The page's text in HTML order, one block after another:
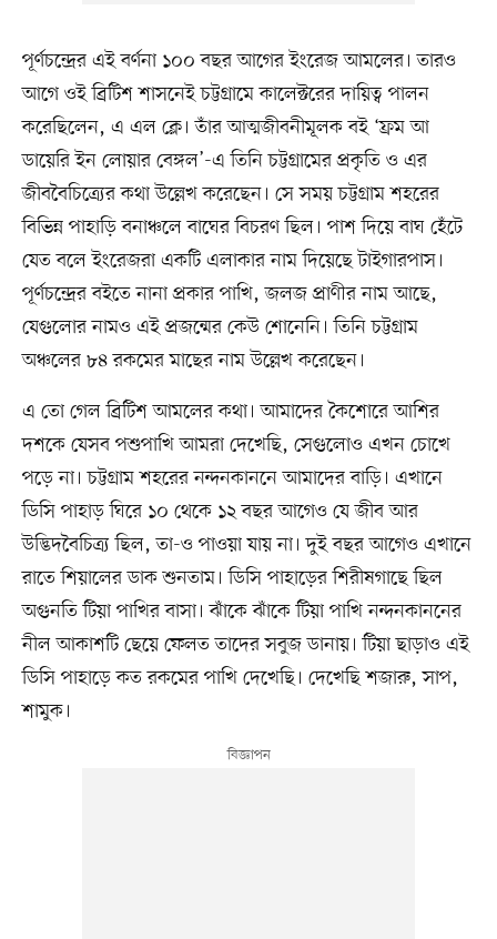
পূর্ণচন্দ্রের এই বর্ণনা ১০০ বছর আগের ইংরেজ আমলের। তারও
আগে ওই ব্রিটিশ শাসনেই চট্টগ্রামে কালেক্টরের দায়িত্ব পালন
করেছিলেন, এ এল ক্লে। তাঁর আত্মজীবনীমূলক বই ‘ফ্রম আ
ডায়েরি ইন লোয়ার বেঙ্গল’-এ তিনি চট্টগ্রামের প্রকৃতি ও এর
জীববৈচিত্র্যের কথা উল্লেখ করেছেন। সে সময় চট্টগ্রাম শহরের
বিভিন্ন পাহাড়ি বনাঞ্চলে বাঘের বিচরণ ছিল। পাশ দিয়ে বাঘ হেঁটে
যেত বলে ইংরেজরা একটি এলাকার নাম দিয়েছে টাইগারপাস।
পূর্ণচন্দ্রের বইতে নানা প্রকার পাখি, জলজ প্রাণীর নাম আছে,
যেগুলোর নামও এই প্রজন্মের কেউ শোনেনি। তিনি চট্টগ্রাম
অঞ্চলের ৮৪ রকমের মাছের নাম উল্লেখ করেছেন।
এ তো গেল ব্রিটিশ আমলের কথা। আমাদের কৈশোরে আশির
দশকে যেসব পশুপাখি আমরা দেখেছি, সেগুলোও এখন চোখে
পড়ে না। চট্টগ্রাম শহরের নন্দনকাননে আমাদের বাড়ি। এখানে
ডিসি পাহাড় ঘিরে ১০ থেকে ১২ বছর আগেও যে জীব আর
উদ্ভিদবৈচিত্র্য ছিল, তা-ও পাওয়া যায় না। দুই বছর আগেও এখানে
রাতে শিয়ালের ডাক শুনতাম। ডিসি পাহাড়ের শিরীষগাছে ছিল
অগুনতি টিয়া পাখির বাসা। ঝাঁকে ঝাঁকে টিয়া পাখি নন্দনকাননের
নীল আকাশটি ছেয়ে ফেলত তাদের সবুজ ডানায়। টিয়া ছাড়াও এই
ডিসি পাহাড়ে কত রকমের পাখি দেখেছি। দেখেছি শজারু, সাপ,
শামুক।